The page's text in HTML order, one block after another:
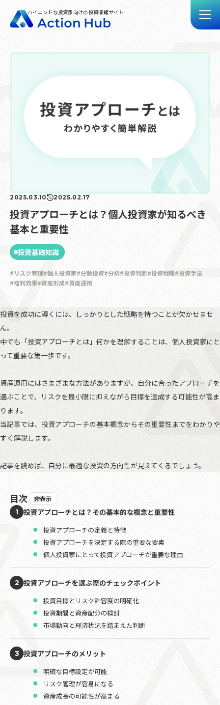
ハイエンドな投資家向けの投資情報サイト
Action Hubとは
お問い合わせ
2025.03.10 2025.02.17
投資アプローチとは？個人投資家が知るべき
基本と重要性
投資基礎知識
リスク管理 個人投資家 分散投資 分析 投資判断 投資戦略 投資手法
複利効果 資産形成 資産運用
投資を成功に導くには、しっかりとした戦略を持つことが欠かせませ
ん。
中でも「投資アプローチとは」何かを理解することは、個人投資家にと
って重要な第一歩です。
資産運用にはさまざまな方法がありますが、自分に合ったアプローチを
選ぶことで、リスクを最小限に抑えながら目標を達成する可能性が高ま
ります。
当記事では、投資アプローチの基本概念からその重要性までをわかりや
すく解説します。
記事を読めば、自分に最適な投資の方向性が見えてくるでしょう。
目次 非表示
1 投資アプローチとは？その基本的な概念と重要性
投資アプローチの定義と特徴
投資アプローチを決定する際の重要な要素
個人投資家にとって投資アプローチが重要な理由
2 投資アプローチを選ぶ際のチェックポイント
投資目標とリスク許容度の明確化
投資期間と資産配分の検討
市場動向と経済状況を踏まえた判断
3 投資アプローチのメリット
明確な目標設定が可能
リスク管理が容易になる
資産成長の可能性が高まる